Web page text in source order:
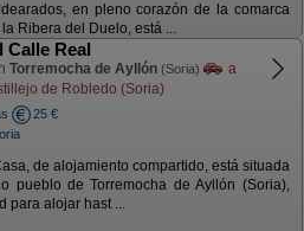
en pleno corazón de la comarca
Ribera del Duelo, está ...
Calle Real
Torremocha de Ayllón (Soria)
a
de Robledo (Soria)
25 €
de alojamiento compartido, está situada
pueblo de Torremocha de Ayllón (Soria),
para alojar hast ...